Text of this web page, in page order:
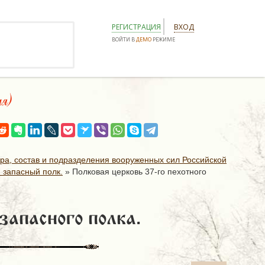
РЕГИСТРАЦИЯ ВХОД
ВОЙТИ ВДЕМО РЕЖИМЕ
состав и подразделения вооруженных сил Российской
полк. » Полковая церковь 37-го пехотного
полка.